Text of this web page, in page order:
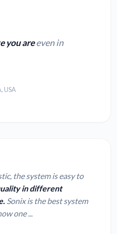
you areeven in
USA
the system is easy to
in different
Sonix is the best system
one ...